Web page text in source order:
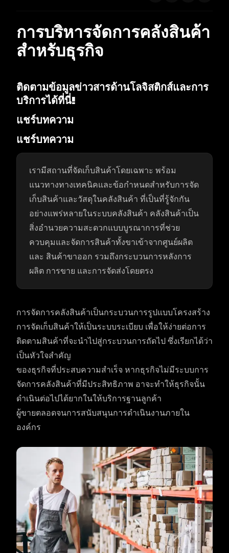
การบริหารจัดการคลังสินค้า
สำหรับธุรกิจ
ติดตามข้อมูลข่าวสารด้านโลจิสติกส์และการ
บริการได้ที่นี่!
แชร์บทความ
แชร์บทความ
เรามีสถานที่จัดเก็บสินค้าโดยเฉพาะ พร้อม
แนวทางทางเทคนิคและข้อกำหนดสำหรับการจัด
เก็บสินค้าและวัสดุในคลังสินค้า ที่เป็นที่รู้จักกัน
อย่างแพร่หลายในระบบคลังสินค้า คลังสินค้าเป็น
สิ่งอำนวยความสะดวกแบบบูรณาการที่ช่วย
ควบคุมและจัดการสินค้าทั้งขาเข้าจากศูนย์ผลิต
และ สินค้าขาออก รวมถึงกระบวนการหลังการ
ผลิต การขาย และการจัดส่งโดยตรง
การจัดการคลังสินค้าเป็นกระบวนการรูปแบบโครงสร้าง
การจัดเก็บสินค้าให้เป็นระบบระเบียบ เพื่อให้ง่ายต่อการ
ติดตามสินค้าที่จะนำไปสู่กระบวนการถัดไป ซึ่งเรียกได้ว่า
เป็นหัวใจสำคัญ
ของธุรกิจที่ประสบความสำเร็จ หากธุรกิจไม่มีระบบการ
จัดการคลังสินค้าที่มีประสิทธิภาพ อาจะทำให้ธุรกิจนั้น
ดำเนินต่อไปได้ยากในให้บริการฐานลูกค้า
ผู้ขายตลอดจนการสนับสนุนการดำเนินงานภายใน
องค์กร